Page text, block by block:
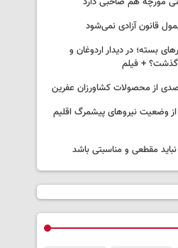
قانون آزادی نمی‌شود
بسته؛ در دیدار اردوغان و
+ فیلم
از وضعیت نیروهای پیشمرگ اقلیم
نباید مقطعی و مناسبتی باشد